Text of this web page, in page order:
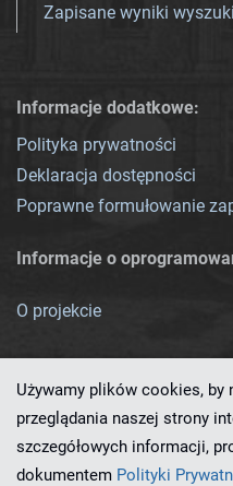
Zapisane wyniki
Informacje dodatkowe:
Polityka prywatności
Deklaracja dostępności
Poprawne formułowanie
Informacje o
O projekcie
Ten serwis działa dzięki
Używamy plików cookies,
przeglądania naszej strony
szczegółowych informacji,
dokumentem Polityki